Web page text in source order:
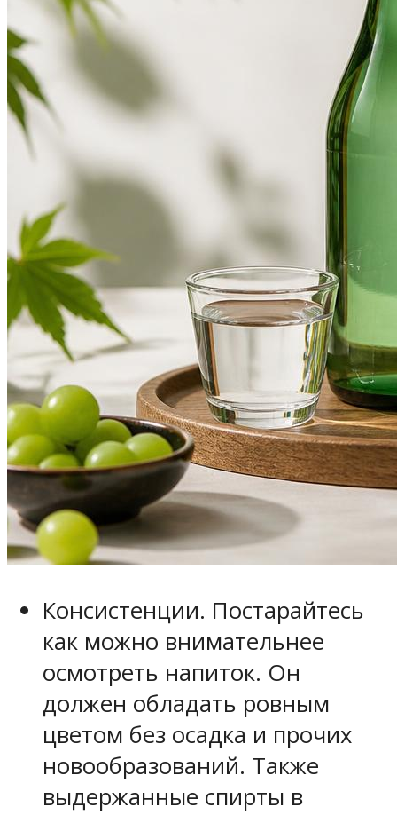
Консистенции. Постарайтесь
как можно внимательнее
осмотреть напиток. Он
должен обладать ровным
цветом без осадка и прочих
новообразований. Также
выдержанные спирты в